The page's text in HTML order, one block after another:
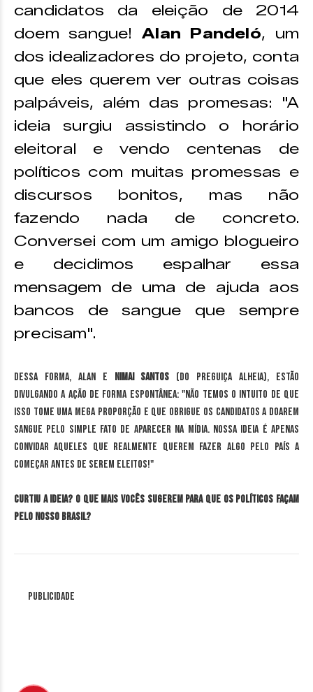
candidatos da eleição de 2014
doem sangue!Alan Pandeló, um
dos idealizadores do projeto, conta
que eles querem ver outras coisas
palpáveis, além das promesas: "A
ideia surgiu assistindo o horário
eleitoral e vendo centenas de
políticos com muitas promessas e
discursos bonitos, mas não
fazendo nada de concreto.
Conversei com um amigo blogueiro
e decidimos espalhar essa
mensagem de uma de ajuda aos
bancos de sangue que sempre
precisam".
Dessa forma, Alan e Nimai Santos (do Preguiça Alheia), estão
divulgando a ação de forma espontânea: "Não temos o intuito de que
isso tome uma mega proporção e que obrigue os candidatos a doarem
sangue pelo simple fato de aparecer na mídia. Nossa ideia é apenas
convidar aqueles que realmente querem fazer algo pelo país a
começar antes de serem eleitos!"
Curtiu a ideia? O que mais vocês sugerem para que os políticos façam
pelo nosso Brasil?
Publicidade